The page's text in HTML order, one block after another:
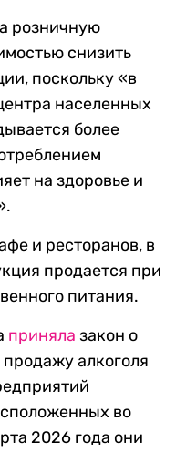
розничную
снизить
поскольку «в
населенных
более
на здоровье и
и ресторанов, в
продается при
питания.
приняла закон о
алкоголя
во
2026 года они